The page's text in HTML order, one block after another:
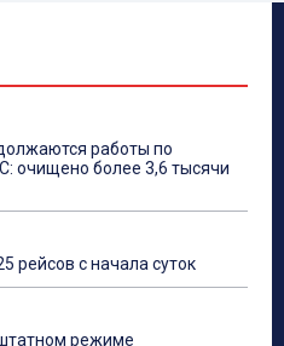
работы по
очищено более 3,6 тысячи
рейсов с начала суток
режиме